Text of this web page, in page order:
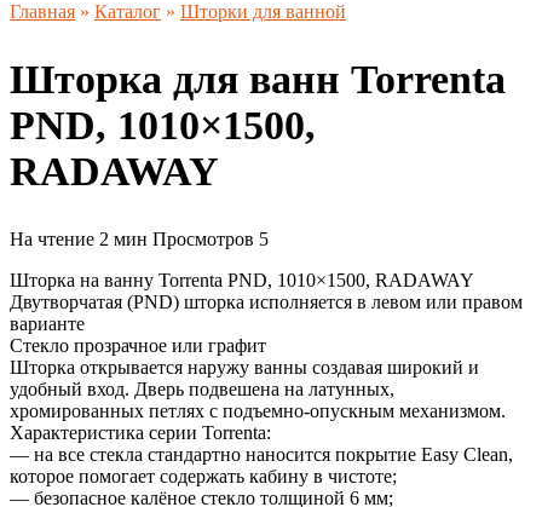
Главная » Каталог » Шторки для ванной
Шторка для ванн Torrenta
PND, 1010×1500,
RADAWAY
На чтение 2 мин Просмотров 5
Шторка на ванну Torrenta PND, 1010×1500, RADAWAY
Двутворчатая (PND) шторка исполняется в левом или правом
варианте
Стекло прозрачное или графит
Шторка открывается наружу ванны создавая широкий и
удобный вход. Дверь подвешена на латунных,
хромированных петлях с подъемно-опускным механизмом.
Характеристика серии Torrenta:
— на все стекла стандартно наносится покрытие Easy Clean,
которое помогает содержать кабину в чистоте;
— безопасное калёное стекло толщиной 6 мм;